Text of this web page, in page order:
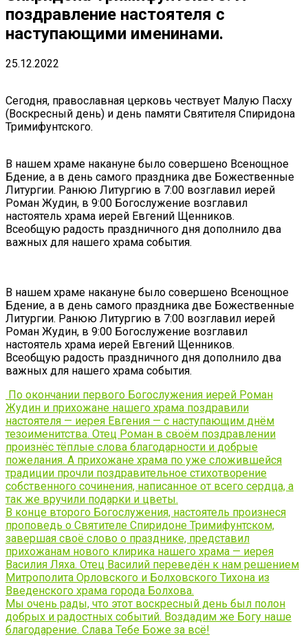
поздравление настоятеля с
наступающими именинами.
25.12.2022
Сегодня, православная церковь чествует Малую Пасху
(Воскресный день) и день памяти Святителя Спиридона
Тримифунтского.
В нашем храме накануне было совершено Всенощное
Бдение, а в день самого праздника две Божественные
Литургии. Ранюю Литургию в 7:00 возглавил иерей
Роман Жудин, в 9:00 Богослужение возглавил
настоятель храма иерей Евгений Щенников.
Всеобщую радость праздничного дня дополнило два
важных для нашего храма события.
В нашем храме накануне было совершено Всенощное
Бдение, а в день самого праздника две Божественные
Литургии. Ранюю Литургию в 7:00 возглавил иерей
Роман Жудин, в 9:00 Богослужение возглавил
настоятель храма иерей Евгений Щенников.
Всеобщую радость праздничного дня дополнило два
важных для нашего храма события.
По окончании первого Богослужения иерей Роман
Жудин и прихожане нашего храма поздравили
настоятеля — иерея Евгения — с наступающим днём
тезоименитства. Отец Роман в своём поздравлении
произнёс тёплые слова благодарности и добрые
пожелания. А прихожане храма по уже сложившейся
традиции прочли поздравительное стихотворение
собственного сочинения, написанное от всего сердца, а
так же вручили подарки и цветы.
В конце второго Богослужения, настоятель произнеся
проповедь о Святителе Спиридоне Тримифунтском,
завершая своё слово о празднике, представил
прихожанам нового клирика нашего храма — иерея
Василия Ляха. Отец Василий переведён к нам решением
Митрополита Орловского и Болховского Тихона из
Введенского храма города Болхова.
Мы очень рады, что этот воскресный день был полон
добрых и радостных событий. Воздадим же Богу наше
благодарение. Слава Тебе Боже за всё!